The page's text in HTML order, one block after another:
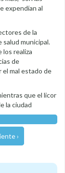
expendían al
de la
salud municipal.
los realiza
de
el mal estado de
que el licor
la ciudad
›